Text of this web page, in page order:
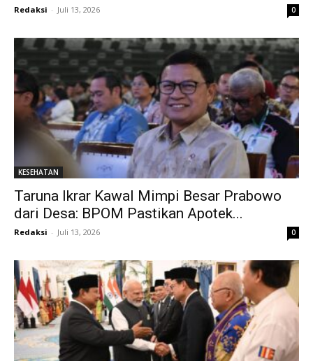
Redaksi - Juli 13, 2026 0
KESEHATAN
Taruna Ikrar Kawal Mimpi Besar Prabowo
dari Desa: BPOM Pastikan Apotek...
Redaksi - Juli 13, 2026 0